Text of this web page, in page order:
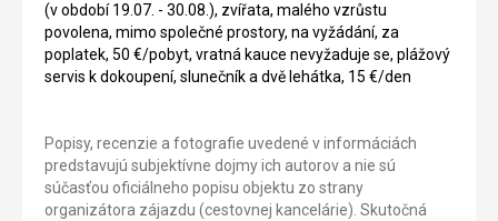
(v období 19.07. - 30.08.), zvířata, malého vzrůstu
povolena, mimo společné prostory, na vyžádání, za
poplatek, 50 €/pobyt, vratná kauce nevyžaduje se, plážový
servis k dokoupení, slunečník a dvě lehátka, 15 €/den
Popisy, recenzie a fotografie uvedené v informáciách
predstavujú subjektívne dojmy ich autorov a nie sú
súčasťou oficiálneho popisu objektu zo strany
organizátora zájazdu (cestovnej kancelárie). Skutočná